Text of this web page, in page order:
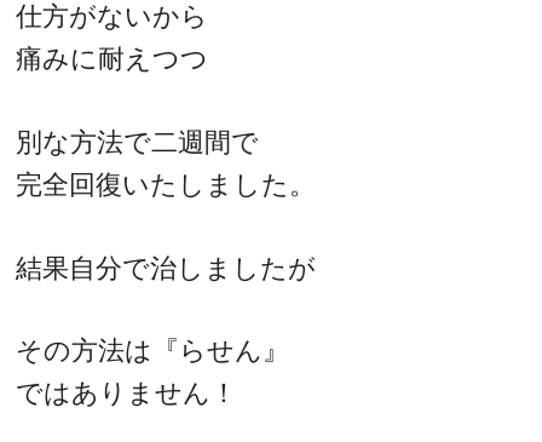
仕方がないから
痛みに耐えつつ
別な方法で二週間で
完全回復いたしました。
結果自分で治しましたが
その方法は『らせん』
ではありません！